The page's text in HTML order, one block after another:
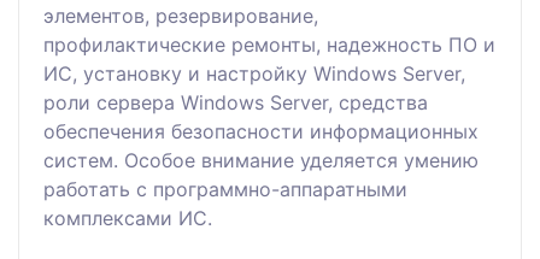
элементов, резервирование,
профилактические ремонты, надежность ПО и
ИС, установку и настройку Windows Server,
роли сервера Windows Server, средства
обеспечения безопасности информационных
систем. Особое внимание уделяется умению
работать с программно-аппаратными
комплексами ИС.